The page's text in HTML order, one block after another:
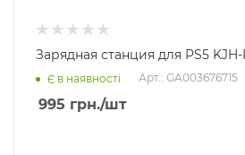
Зарядная станция для PS5
Є в наявності Арт.: GA003676715
995 грн./шт